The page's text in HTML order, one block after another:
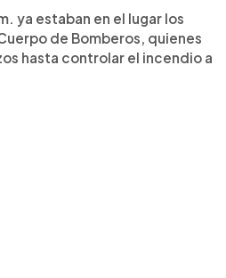
ya estaban en el lugar los
de Bomberos, quienes
hasta controlar el incendio a